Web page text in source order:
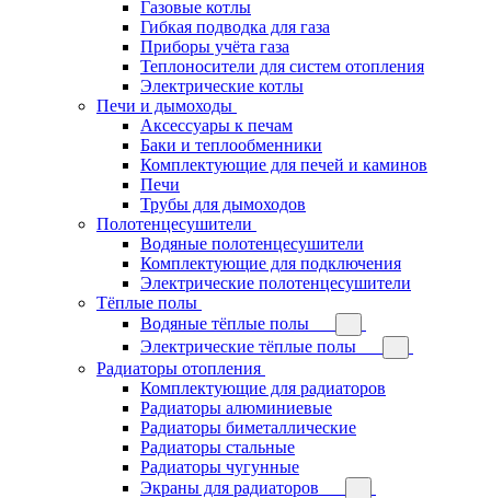
Газовые котлы
Гибкая подводка для газа
Приборы учёта газа
Теплоносители для систем отопления
Электрические котлы
Печи и дымоходы
Аксессуары к печам
Баки и теплообменники
Комплектующие для печей и каминов
Печи
Трубы для дымоходов
Полотенцесушители
Водяные полотенцесушители
Комплектующие для подключения
Электрические полотенцесушители
Тёплые полы
Водяные тёплые полы
Электрические тёплые полы
Радиаторы отопления
Комплектующие для радиаторов
Радиаторы алюминиевые
Радиаторы биметаллические
Радиаторы стальные
Радиаторы чугунные
Экраны для радиаторов